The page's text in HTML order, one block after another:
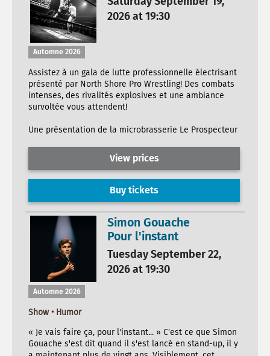
2026 at 19:30
Automne 2026
Assistez à un gala de lutte professionnelle électrisant
présenté par North Shore Pro Wrestling! Des combats
intenses, des rivalités explosives et une ambiance
survoltée vous attendent!
Une présentation de la microbrasserie Le Prospecteur
View prices
Buy tickets
Simon Gouache
Pour l'instant
Tuesday September 22,
2026 at 19:30
Automne 2026
Show • Humor
« Je vais faire ça, pour l'instant... » C'est ce que Simon
Gouache s'est dit quand il s'est lancé en stand-up, il y